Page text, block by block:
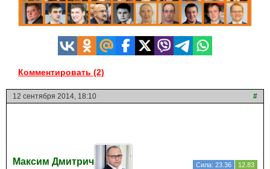
Комментировать (2)
12 сентября 2014, 18:10 #
Максим Дмитрич Сила: 23.36 12.83